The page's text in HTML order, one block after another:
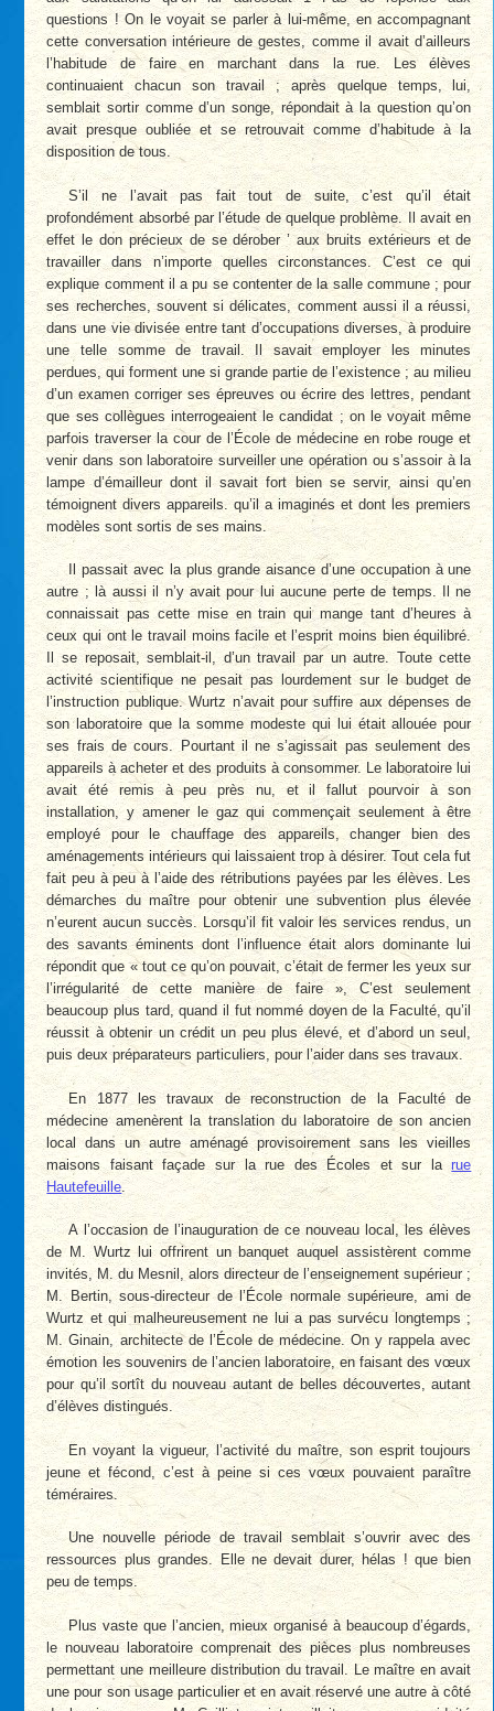
questions ! On le voyait se parler à lui-même, en accompagnant
cette conversation intérieure de gestes, comme il avait d’ailleurs
l’habitude de faire en marchant dans la rue. Les élèves
continuaient chacun son travail ; après quelque temps, lui,
semblait sortir comme d’un songe, répondait à la question qu’on
avait presque oubliée et se retrouvait comme d’habitude à la
disposition de tous.
S’il ne l’avait pas fait tout de suite, c’est qu’il était
profondément absorbé par l’étude de quelque problème. Il avait en
effet le don précieux de se dérober ’ aux bruits extérieurs et de
travailler dans n’importe quelles circonstances. C’est ce qui
explique comment il a pu se contenter de la salle commune ; pour
ses recherches, souvent si délicates, comment aussi il a réussi,
dans une vie divisée entre tant d’occupations diverses, à produire
une telle somme de travail. Il savait employer les minutes
perdues, qui forment une si grande partie de l’existence ; au milieu
d’un examen corriger ses épreuves ou écrire des lettres, pendant
que ses collègues interrogeaient le candidat ; on le voyait même
parfois traverser la cour de l’École de médecine en robe rouge et
venir dans son laboratoire surveiller une opération ou s’assoir à la
lampe d’émailleur dont il savait fort bien se servir, ainsi qu’en
témoignent divers appareils. qu’il a imaginés et dont les premiers
modèles sont sortis de ses mains.
Il passait avec la plus grande aisance d’une occupation à une
autre ; là aussi il n’y avait pour lui aucune perte de temps. Il ne
connaissait pas cette mise en train qui mange tant d’heures à
ceux qui ont le travail moins facile et l’esprit moins bien équilibré.
Il se reposait, semblait-il, d’un travail par un autre. Toute cette
activité scientifique ne pesait pas lourdement sur le budget de
l’instruction publique. Wurtz n’avait pour suffire aux dépenses de
son laboratoire que la somme modeste qui lui était allouée pour
ses frais de cours. Pourtant il ne s’agissait pas seulement des
appareils à acheter et des produits à consommer. Le laboratoire lui
avait été remis à peu près nu, et il fallut pourvoir à son
installation, y amener le gaz qui commençait seulement à être
employé pour le chauffage des appareils, changer bien des
aménagements intérieurs qui laissaient trop à désirer. Tout cela fut
fait peu à peu à l’aide des rétributions payées par les élèves. Les
démarches du maître pour obtenir une subvention plus élevée
n’eurent aucun succès. Lorsqu’il fit valoir les services rendus, un
des savants éminents dont l’influence était alors dominante lui
répondit que « tout ce qu’on pouvait, c’était de fermer les yeux sur
l’irrégularité de cette manière de faire », C’est seulement
beaucoup plus tard, quand il fut nommé doyen de la Faculté, qu’il
réussit à obtenir un crédit un peu plus élevé, et d’abord un seul,
puis deux préparateurs particuliers, pour l’aider dans ses travaux.
En 1877 les travaux de reconstruction de la Faculté de
médecine amenèrent la translation du laboratoire de son ancien
local dans un autre aménagé provisoirement sans les vieilles
maisons faisant façade sur la rue des Écoles et sur larue
Hautefeuille
A l’occasion de l’inauguration de ce nouveau local, les élèves
de M. Wurtz lui offrirent un banquet auquel assistèrent comme
invités, M. du Mesnil, alors directeur de l’enseignement supérieur ;
M. Bertin, sous-directeur de l’École normale supérieure, ami de
Wurtz et qui malheureusement ne lui a pas survécu longtemps ;
M. Ginain, architecte de l’École de médecine. On y rappela avec
émotion les souvenirs de l’ancien laboratoire, en faisant des vœux
pour qu’il sortît du nouveau autant de belles découvertes, autant
d’élèves distingués.
En voyant la vigueur, l’activité du maître, son esprit toujours
jeune et fécond, c’est à peine si ces vœux pouvaient paraître
téméraires.
Une nouvelle période de travail semblait s’ouvrir avec des
ressources plus grandes. Elle ne devait durer, hélas ! que bien
peu de temps.
Plus vaste que l’ancien, mieux organisé à beaucoup d’égards,
le nouveau laboratoire comprenait des pièces plus nombreuses
permettant une meilleure distribution du travail. Le maître en avait
une pour son usage particulier et en avait réservé une autre à côté